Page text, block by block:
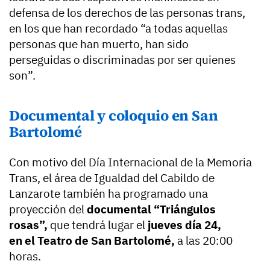
defensa de los derechos de las personas trans,
en los que han recordado “a todas aquellas
personas que han muerto, han sido
perseguidas o discriminadas por ser quienes
son”.
Documental y coloquio en San
Bartolomé
Con motivo del Día Internacional de la Memoria
Trans, el área de Igualdad del Cabildo de
Lanzarote también ha programado una
proyección del documental “Triángulos
rosas”, que tendrá lugar el jueves día 24,
en el Teatro de San Bartolomé, a las 20:00
horas.